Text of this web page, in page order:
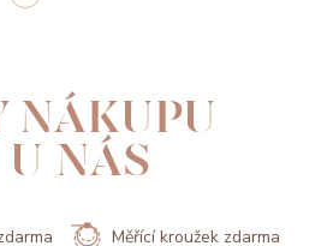
NÁKUPU
NÁS
Měřící kroužek zdarma